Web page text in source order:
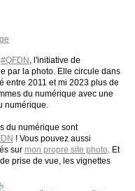
#QFDN , l'initiative de
par la photo. Elle circule dans
entre 2011 et mi 2023 plus de
du numérique avec une
numérique.
du numérique sont
! Vous pouvez aussi
sur mon propre site photo. Et
prise de vue, les vignettes